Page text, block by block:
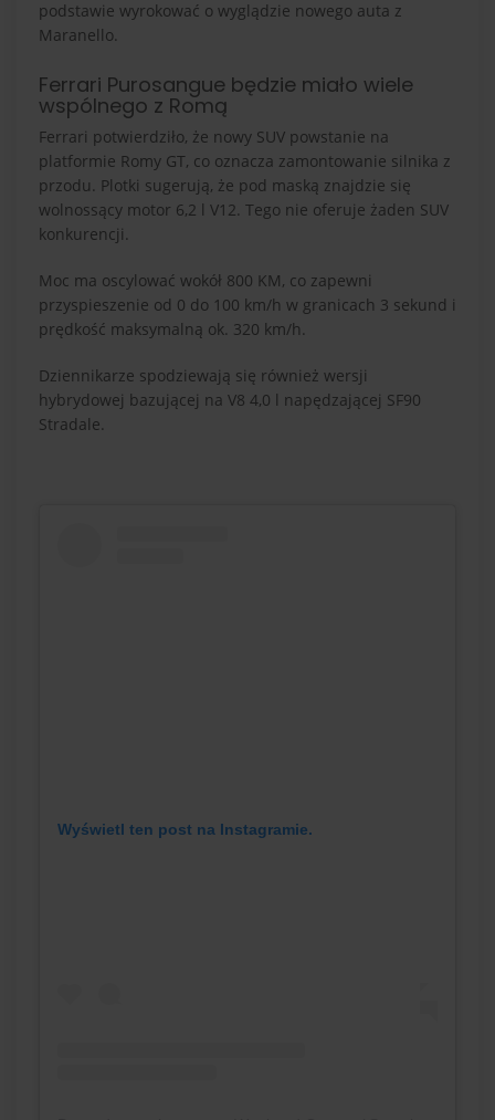
podstawie wyrokować o wyglądzie nowego auta z
Maranello.
Ferrari Purosangue będzie miało wiele
wspólnego z Romą
Ferrari potwierdziło, że nowy SUV powstanie na
platformie Romy GT, co oznacza zamontowanie silnika z
przodu. Plotki sugerują, że pod maską znajdzie się
wolnossący motor 6,2 l V12. Tego nie oferuje żaden SUV
konkurencji.
Moc ma oscylować wokół 800 KM, co zapewni
przyspieszenie od 0 do 100 km/h w granicach 3 sekund i
prędkość maksymalną ok. 320 km/h.
Dziennikarze spodziewają się również wersji
hybrydowej bazującej na V8 4,0 l napędzającej SF90
Stradale.
Wyświetl ten post na Instagramie.